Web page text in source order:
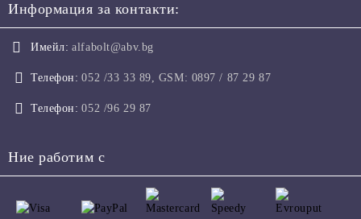
Информация за контакти:
Имейл: alfabolt@abv.bg
Телефон: 052 /33 33 89, GSM: 0897 / 87 29 87
Телефон: 052 /96 29 87
Ние работим с